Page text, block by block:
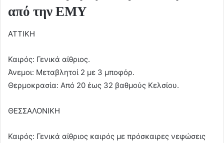
από την ΕΜΥ
ΑΤΤΙΚΗ
Καιρός: Γενικά αίθριος.
Άνεμοι: Μεταβλητοί 2 με 3 μποφόρ.
Θερμοκρασία: Από 20 έως 32 βαθμούς Κελσίου.
ΘΕΣΣΑΛΟΝΙΚΗ
Καιρός: Γενικά αίθριος καιρός με πρόσκαιρες νεφώσεις